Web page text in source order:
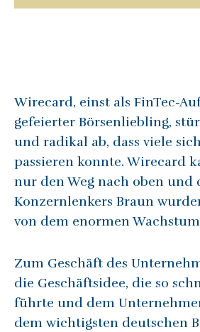
Wirecard, einst als FinTec-
gefeierter Börsenliebling,
und radikal ab, dass viele
passieren konnte. Wirecard
nur den Weg nach oben und
Konzernlenkers Braun
von dem enormen
Zum Geschäft des
die Geschäftsidee, die so
führte und dem
dem wichtigsten deutschen